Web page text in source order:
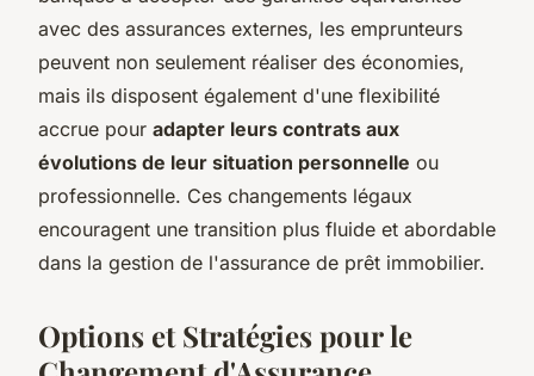
avec des assurances externes, les emprunteurs
peuvent non seulement réaliser des économies,
mais ils disposent également d'une flexibilité
accrue pour adapter leurs contrats aux
évolutions de leur situation personnelle ou
professionnelle. Ces changements légaux
encouragent une transition plus fluide et abordable
dans la gestion de l'assurance de prêt immobilier.
Options et Stratégies pour le